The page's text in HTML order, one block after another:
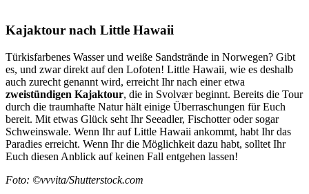
Kajaktour nach Little Hawaii
Türkisfarbenes Wasser und weiße Sandstrände in Norwegen? Gibt
es, und zwar direkt auf den Lofoten! Little Hawaii, wie es deshalb
auch zurecht genannt wird, erreicht Ihr nach einer etwa
zweistündigen Kajaktour, die in Svolvær beginnt. Bereits die Tour
durch die traumhafte Natur hält einige Überraschungen für Euch
bereit. Mit etwas Glück seht Ihr Seeadler, Fischotter oder sogar
Schweinswale. Wenn Ihr auf Little Hawaii ankommt, habt Ihr das
Paradies erreicht. Wenn Ihr die Möglichkeit dazu habt, solltet Ihr
Euch diesen Anblick auf keinen Fall entgehen lassen!
Foto: ©vvvita/Shutterstock.com